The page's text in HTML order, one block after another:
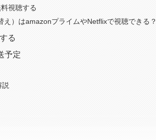
視聴する
）はamazonプライムやNetflixで視聴できる？
る
予定